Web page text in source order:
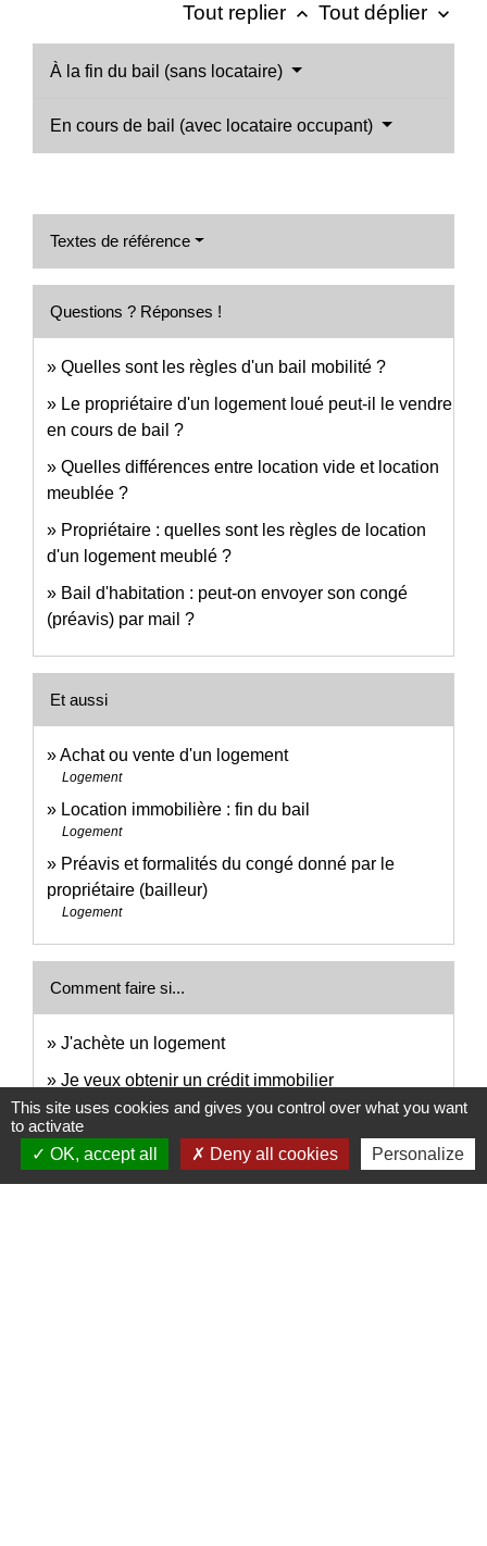
Tout replier keyboard_arrow_up Tout déplier keyboard_arrow_down
À la fin du bail (sans locataire)
En cours de bail (avec locataire occupant)
Textes de référence
Questions ? Réponses !
Quelles sont les règles d'un bail mobilité ?
Le propriétaire d'un logement loué peut-il le vendre
en cours de bail ?
Quelles différences entre location vide et location
meublée ?
Propriétaire : quelles sont les règles de location
d'un logement meublé ?
Bail d'habitation : peut-on envoyer son congé
(préavis) par mail ?
Et aussi
Achat ou vente d'un logement
Logement
Location immobilière : fin du bail
Logement
Préavis et formalités du congé donné par le
propriétaire (bailleur)
Logement
Comment faire si...
J'achète un logement
Je veux obtenir un crédit immobilier
Signaler une erreur sur cette page
This site uses cookies and gives you control over what you want
to activate
OK, accept all
Deny all cookies Personalize